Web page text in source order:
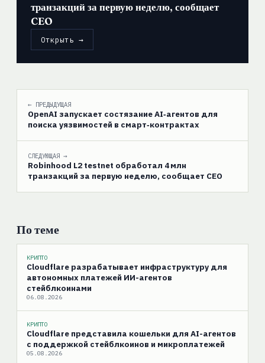
транзакций за первую неделю, сообщает
CEO
Открыть →
← ПРЕДЫДУЩАЯ
OpenAI запускает состязание AI‑агентов для
поиска уязвимостей в смарт‑контрактах
СЛЕДУЮЩАЯ →
Robinhood L2 testnet обработал 4 млн
транзакций за первую неделю, сообщает CEO
По теме
КРИПТО
Cloudflare разрабатывает инфраструктуру для
автономных платежей ИИ-агентов
стейблкоинами
06.08.2026
КРИПТО
Cloudflare представила кошельки для AI-агентов
с поддержкой стейблкоинов и микроплатежей
05.08.2026